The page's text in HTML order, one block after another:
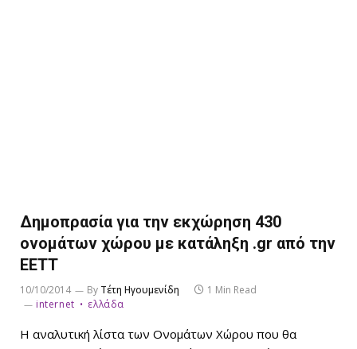
Δημοπρασία για την εκχώρηση 430
ονομάτων χώρου με κατάληξη .gr από την
ΕΕΤΤ
10/10/2014 By Τέτη Ηγουμενίδη
1 Min Read
internet
ελλάδα
Η αναλυτική λίστα των Ονομάτων Χώρου που θα